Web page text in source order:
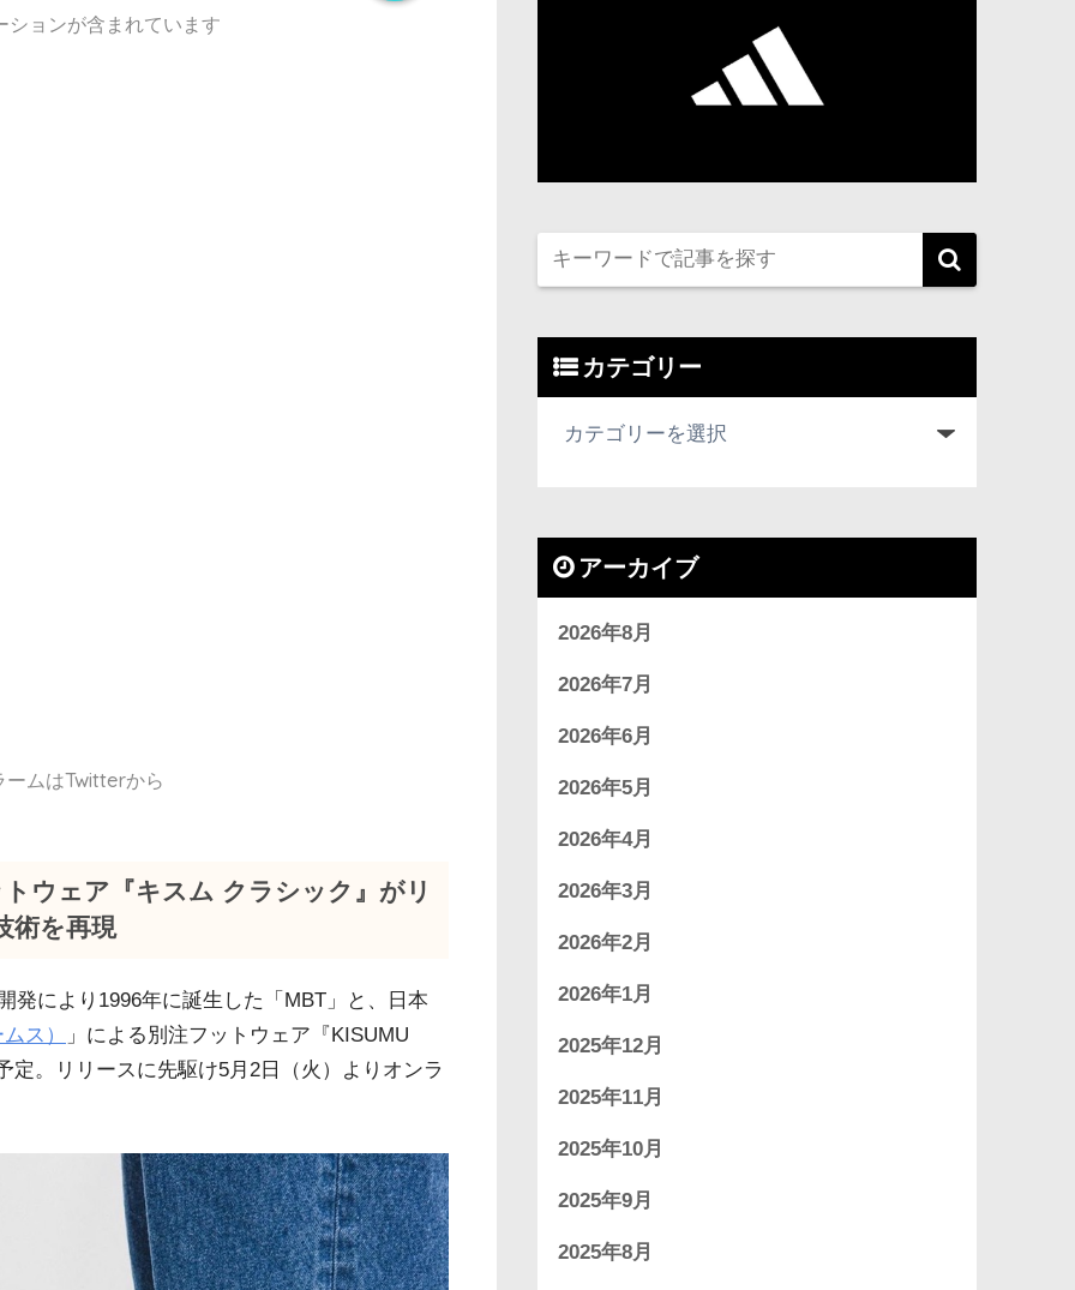
ションが含まれています
ームはTwitterから
ウェア『キスム クラシック』がリ
術を再現
発により1996年に誕生した「MBT」と、日本
ス）
」による別注フットウェア『KISUMU
定。リリースに先駆け5月2日（火）よりオンラ
カテゴリー
アーカイブ
2026年8月
2026年7月
2026年6月
2026年5月
2026年4月
2026年3月
2026年2月
2026年1月
2025年12月
2025年11月
2025年10月
2025年9月
2025年8月